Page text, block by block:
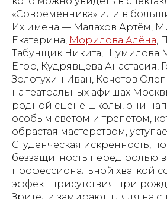
«Современника» или в
Их имена — Малахов Артём,
Екатерина, Морилова Алёна ,
Табунщик Никита, Шумилова
Егор, Кудрявцева Анастасия,
Золотухин Иван, Кочетов
на театральных афишах
родной сцене школы, они
особым светом и трепетом,
обрастая мастерством,
Студенческая искренность,
беззащитность перед ролью
профессиональной хваткой
эффект присутствия при